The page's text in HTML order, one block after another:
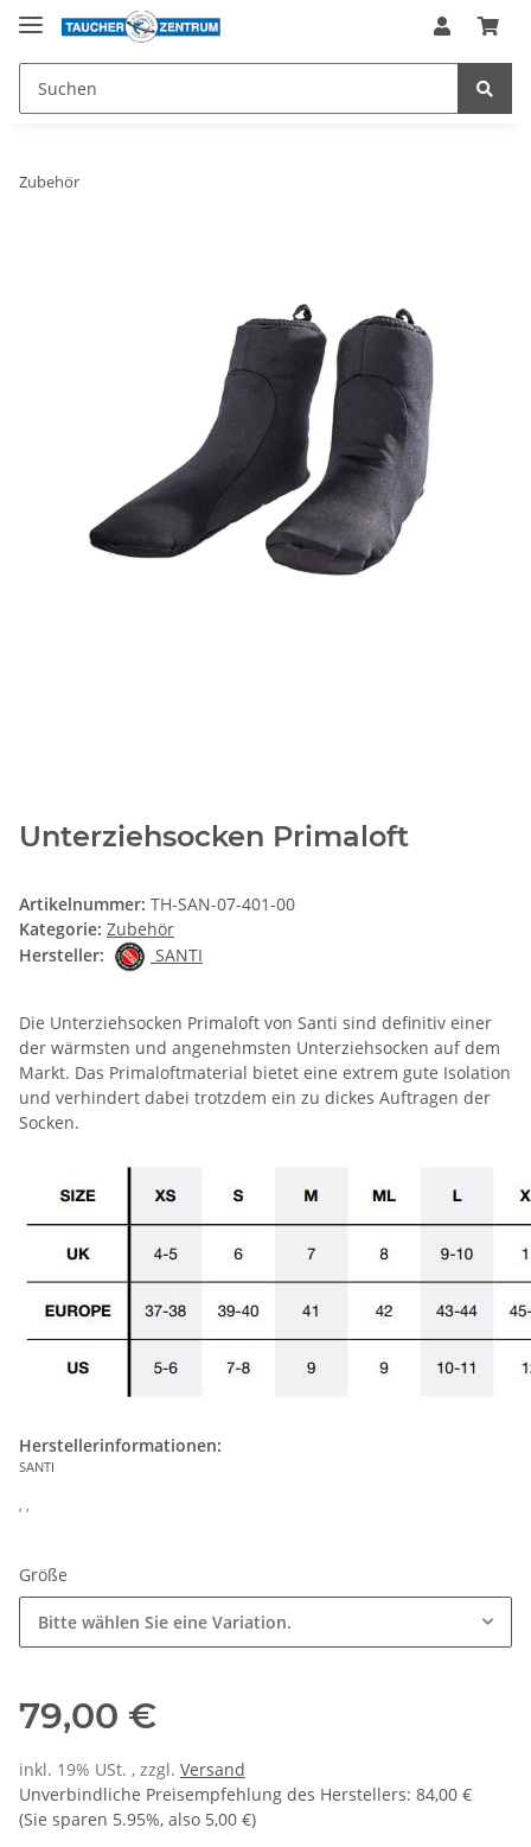
Zubehör
Unterziehsocken Primaloft
Artikelnummer: TH-SAN-07-401-00
Kategorie: Zubehör
Hersteller:
SANTI
Die Unterziehsocken Primaloft von Santi sind definitiv einer
der wärmsten und angenehmsten Unterziehsocken auf dem
Markt. Das Primaloftmaterial bietet eine extrem gute Isolation
und verhindert dabei trotzdem ein zu dickes Auftragen der
Socken.
Herstellerinformationen:
SANTI
, ,
Größe
Bitte wählen Sie eine Variation.
79,00 €
inkl. 19% USt. , zzgl. Versand
Unverbindliche Preisempfehlung des Herstellers: 84,00 €
(Sie sparen 5.95%, also 5,00 €)